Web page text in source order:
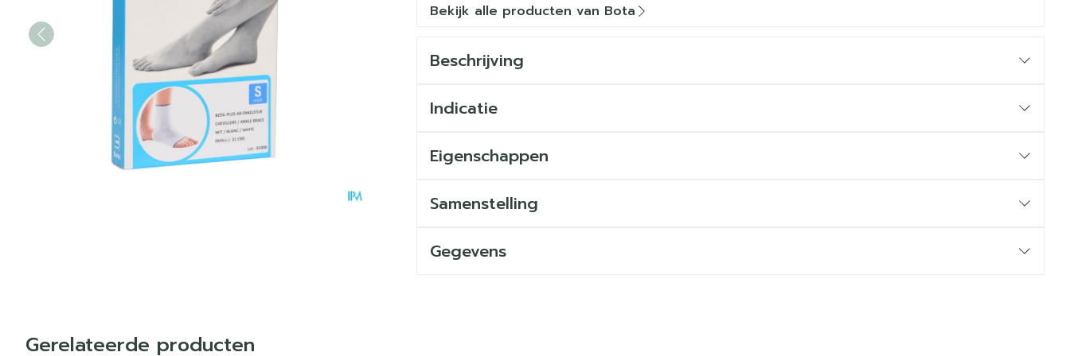
Bekijk alle producten van Bota
Beschrijving
Indicatie
Eigenschappen
Samenstelling
Gegevens
Gerelateerde producten